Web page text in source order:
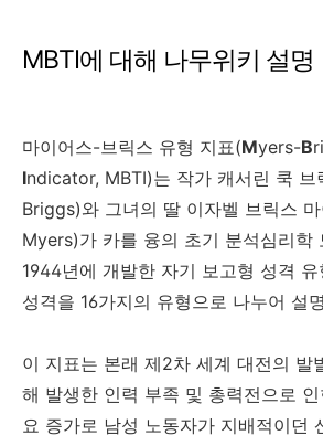
MBTI에 대해 나무위키 설명
마이어스-브릭스 유형 지표(Myers-B
Indicator, MBTI)는 작가 캐서린 쿡 브
Briggs)와 그녀의 딸 이자벨 브릭스
Myers)가 카를 융의 초기 분석심리학
1944년에 개발한 자기 보고형 성격
성격을 16가지의 유형으로 나누어 설
이 지표는 본래 제2차 세계 대전의 발
해 발생한 인력 부족 및 총력전으로
요 증가로 남성 노동자가 지배적이던